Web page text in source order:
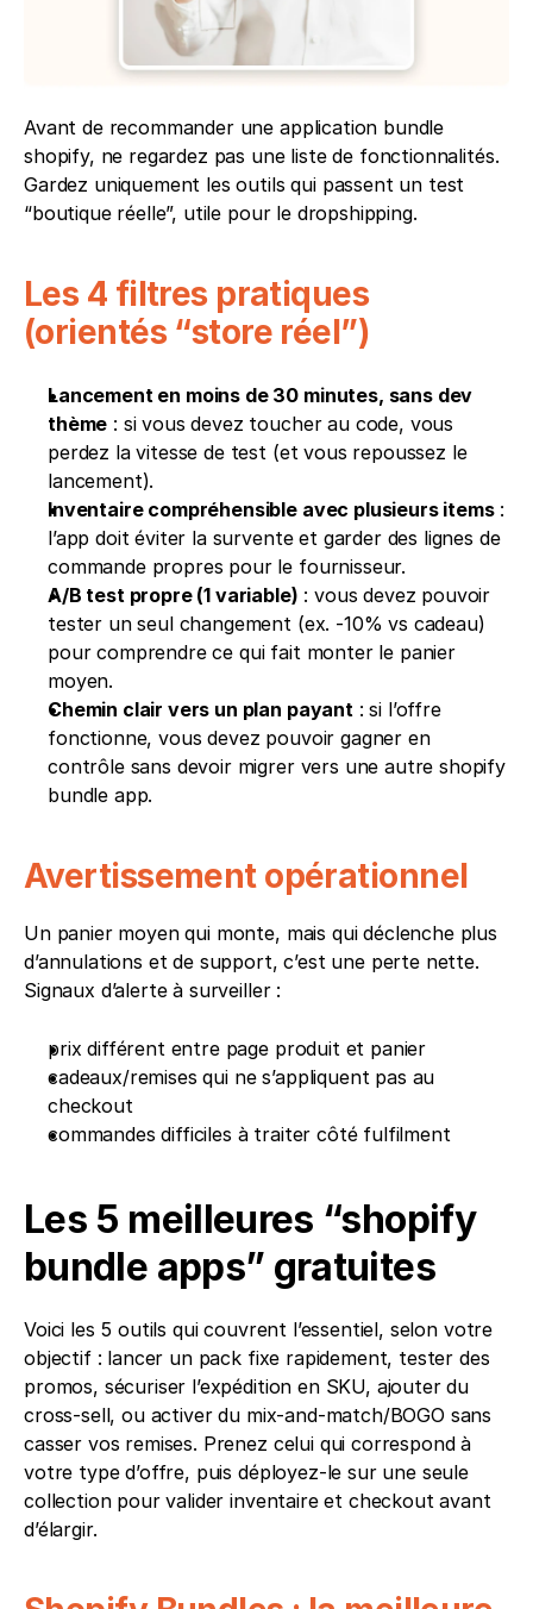
Avant de recommander une application bundle
shopify, ne regardez pas une liste de fonctionnalités.
Gardez uniquement les outils qui passent un test
“boutique réelle”, utile pour le dropshipping.
Les 4 filtres pratiques
(orientés “store réel”)
Lancement en moins de 30 minutes, sans dev
thème : si vous devez toucher au code, vous
perdez la vitesse de test (et vous repoussez le
lancement).
Inventaire compréhensible avec plusieurs items :
l’app doit éviter la survente et garder des lignes de
commande propres pour le fournisseur.
A/B test propre (1 variable) : vous devez pouvoir
tester un seul changement (ex. -10% vs cadeau)
pour comprendre ce qui fait monter le panier
moyen.
Chemin clair vers un plan payant : si l’offre
fonctionne, vous devez pouvoir gagner en
contrôle sans devoir migrer vers une autre shopify
bundle app.
Avertissement opérationnel
Un panier moyen qui monte, mais qui déclenche plus
d’annulations et de support, c’est une perte nette.
Signaux d’alerte à surveiller :
prix différent entre page produit et panier
cadeaux/remises qui ne s’appliquent pas au
checkout
commandes difficiles à traiter côté fulfilment
Les 5 meilleures “shopify
bundle apps” gratuites
Voici les 5 outils qui couvrent l’essentiel, selon votre
objectif : lancer un pack fixe rapidement, tester des
promos, sécuriser l’expédition en SKU, ajouter du
cross-sell, ou activer du mix-and-match/BOGO sans
casser vos remises. Prenez celui qui correspond à
votre type d’offre, puis déployez-le sur une seule
collection pour valider inventaire et checkout avant
d’élargir.